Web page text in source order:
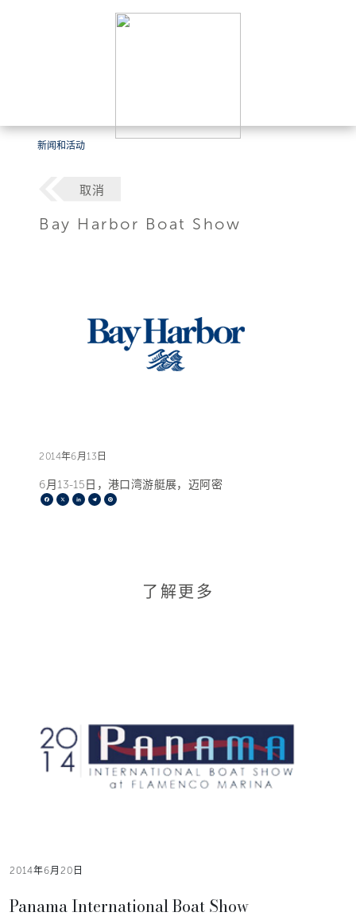
新闻和活动
取消
Bay Harbor Boat Show
2014年6月13日
6月13-15日，港口湾游艇展，迈阿密
Facebook
X LinkedIn
Telegram
了解更多
2014年6月20日
Panama International Boat Show